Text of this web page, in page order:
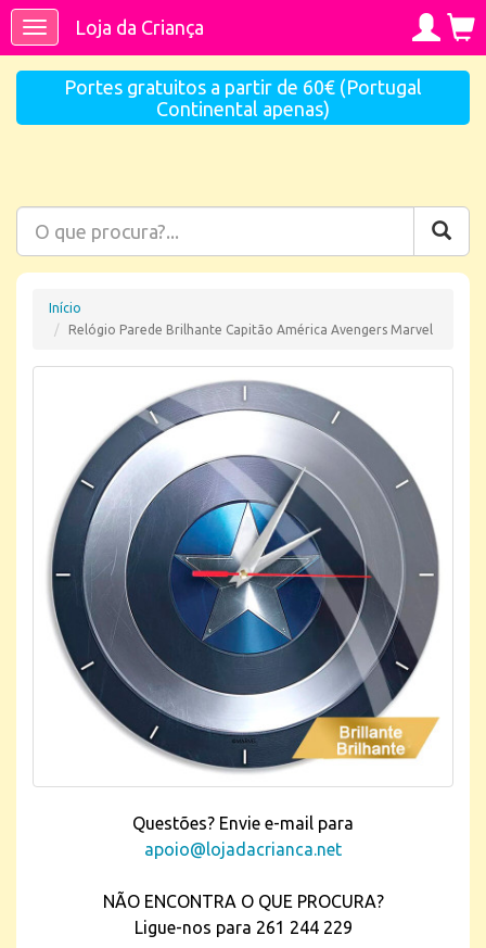
ToggleLoja da Criança
Portes gratuitos a partir de 60€ (Portugal
Continental apenas)
Início
Relógio Parede Brilhante Capitão América Avengers Marvel
Questões? Envie e-mail para
apoio@lojadacrianca.net
NÃO ENCONTRA O QUE PROCURA?
Ligue-nos para 261 244 229